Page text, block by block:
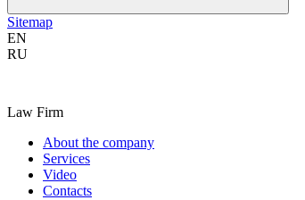
Sitemap
EN
RU
Law Firm
About the company
Services
Video
Contacts